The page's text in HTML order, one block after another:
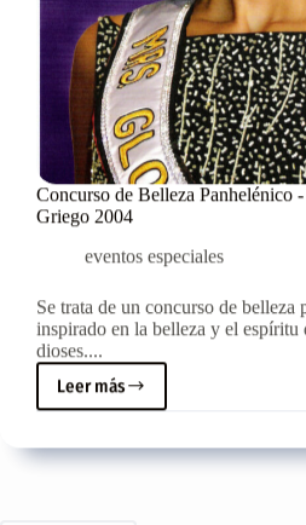
Concurso de Belleza Panhelénico
Griego 2004
eventos especiales
Se trata de un concurso de belleza
inspirado en la belleza y el espíritu
dioses....
Leer másConcurso
de
Panhelénico